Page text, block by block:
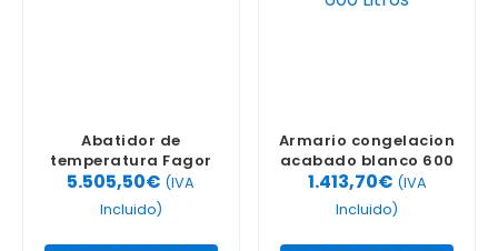
Abatidor de
temperatura Fagor
CBC-101 HC
5.505,50€ (IVA
Incluido)
Armario congelacion
acabado blanco 600
Litros
1.413,70€ (IVA
Incluido)